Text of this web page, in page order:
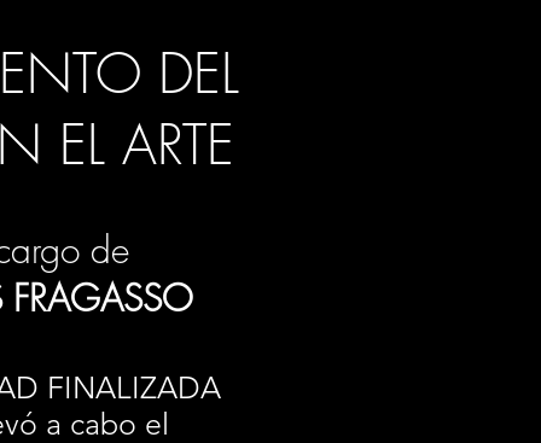
DEL
EL ARTE
de
FRAGASSO
FINALIZADA
a cabo el